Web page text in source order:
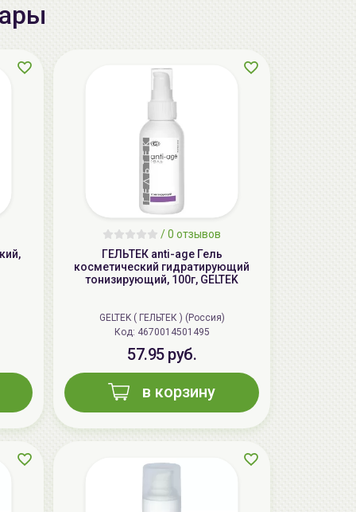
AiliCode Бальзам для волос
-26%
/0 отзывов
ГЕЛЬТЕК anti-age Гель
косметический гидратирующий
тонизирующий, 100г, GELTEK
GELTEK ( ГЕЛЬТЕК ) (Россия)
Код: 4670014501495
57.95 руб.
в корзину